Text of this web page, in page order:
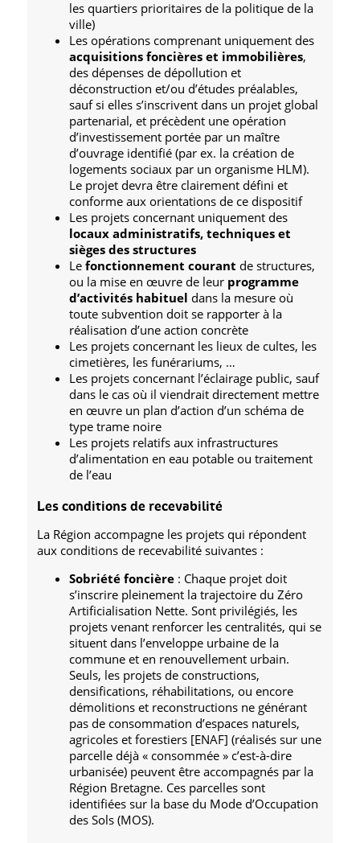
les quartiers prioritaires de la politique de la
ville)
Les opérations comprenant uniquement des
acquisitions foncières et immobilières,
des dépenses de dépollution et
déconstruction et/ou d’études préalables,
sauf si elles s’inscrivent dans un projet global
partenarial, et précèdent une opération
d’investissement portée par un maître
d’ouvrage identifié (par ex. la création de
logements sociaux par un organisme HLM).
Le projet devra être clairement défini et
conforme aux orientations de ce dispositif
Les projets concernant uniquement des
locaux administratifs, techniques et
sièges des structures
Lefonctionnement courant de structures,
ou la mise en œuvre de leur programme
d’activités habituel dans la mesure où
toute subvention doit se rapporter à la
réalisation d’une action concrète
Les projets concernant les lieux de cultes, les
cimetières, les funérariums, …
Les projets concernant l’éclairage public, sauf
dans le cas où il viendrait directement mettre
en œuvre un plan d’action d’un schéma de
type trame noire
Les projets relatifs aux infrastructures
d’alimentation en eau potable ou traitement
de l’eau
Les conditions de recevabilité
La Région accompagne les projets qui répondent
aux conditions de recevabilité suivantes :
Sobriété foncière : Chaque projet doit
s’inscrire pleinement la trajectoire du Zéro
Artificialisation Nette. Sont privilégiés, les
projets venant renforcer les centralités, qui se
situent dans l’enveloppe urbaine de la
commune et en renouvellement urbain.
Seuls, les projets de constructions,
densifications, réhabilitations, ou encore
démolitions et reconstructions ne générant
pas de consommation d’espaces naturels,
agricoles et forestiers [ENAF] (réalisés sur une
parcelle déjà « consommée » c’est-à-dire
urbanisée) peuvent être accompagnés par la
Région Bretagne. Ces parcelles sont
identifiées sur la base du Mode d’Occupation
des Sols (MOS).